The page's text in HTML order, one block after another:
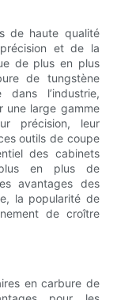
de haute qualité
et de la
de plus en plus
de tungstène
dans l’industrie,
une large gamme
précision, leur
outils de coupe
des cabinets
en plus de
avantages des
la popularité de
de croître
en carbure de